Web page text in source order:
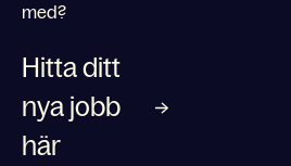
med?
Hitta ditt
nya jobb
här